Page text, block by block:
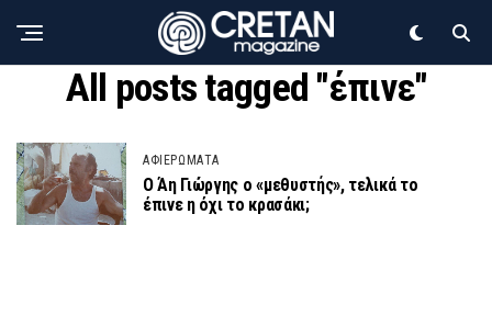
All posts tagged "έπινε"
ΑΦΙΕΡΩΜΑΤΑ
Ο Άη Γιώργης ο «μεθυστής», τελικά το
έπινε η όχι το κρασάκι;